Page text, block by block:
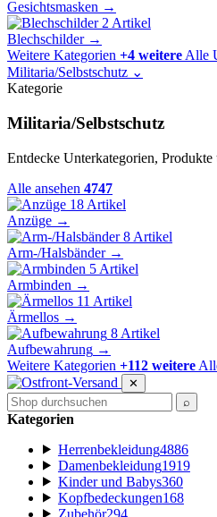
Gesichtsmasken →
2 Artikel
Blechschilder →
Weitere Kategorien +4 weitere Alle
Militaria/Selbstschutz ⌄
Kategorie
Militaria/Selbstschutz
Entdecke Unterkategorien, Produkte
Alle ansehen 4747
18 Artikel
Anzüge →
8 Artikel
Arm-/Halsbänder →
5 Artikel
Armbinden →
11 Artikel
Ärmellos →
8 Artikel
Aufbewahrung →
Weitere Kategorien +112 weitere
✕
⌕
Kategorien
Herrenbekleidung4886
Damenbekleidung1919
Kinder und Babys360
Kopfbedeckungen168
Zubehör294